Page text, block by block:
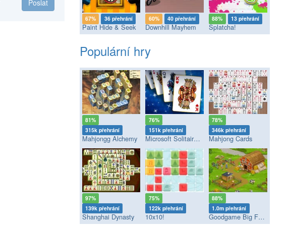
Poslat
67% 36 přehrání
Paint Hide & Seek
60% 40 přehrání
Downhill Mayhem
88% 13 přehrání
Splatcha!
Populární hry
81%
315k přehrání
Mahjongg Alchemy
76%
151k přehrání
Microsoft Solitaire Collection
78%
346k přehrání
Mahjong Cards
97%
139k přehrání
Shanghai Dynasty
75%
122k přehrání
10x10!
88%
1.0m přehrání
Goodgame Big Farm